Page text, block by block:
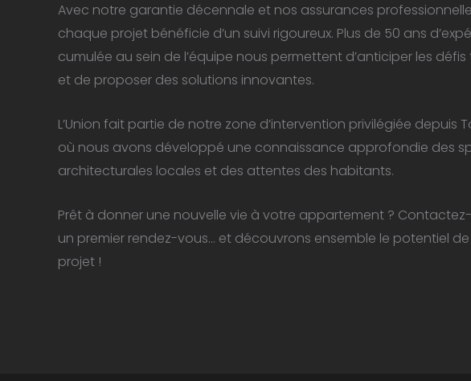
Avec notre garantie décennale et nos assurances
chaque projet bénéficie d’un suivi rigoureux. Plus de 50 ans
cumulée au sein de l’équipe nous permettent d’anticiper les
et de proposer des solutions innovantes.
L’Union fait partie de notre zone d’intervention privilégiée depuis
où nous avons développé une connaissance approfondie des
architecturales locales et des attentes des habitants.
Prêt à donner une nouvelle vie à votre appartement ?
un premier rendez-vous… et découvrons ensemble le potentiel
projet !